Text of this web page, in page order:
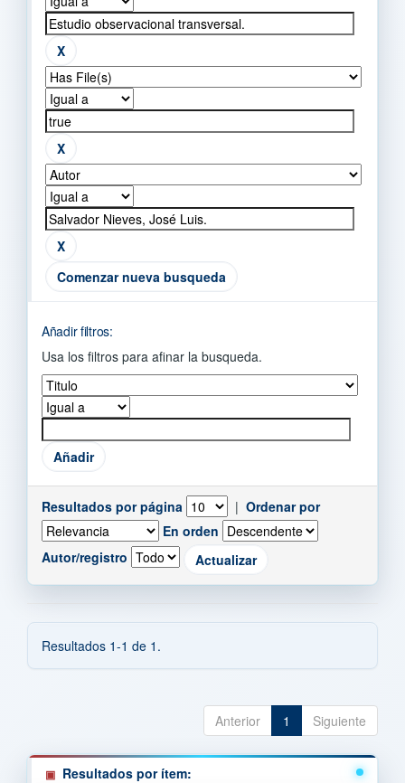
Comenzar nueva busqueda
Añadir filtros:
Usa los filtros para afinar la busqueda.
Resultados por página | Ordenar por
En orden
Autor/registro
Resultados 1-1 de 1.
Anterior 1 Siguiente
Resultados por ítem: